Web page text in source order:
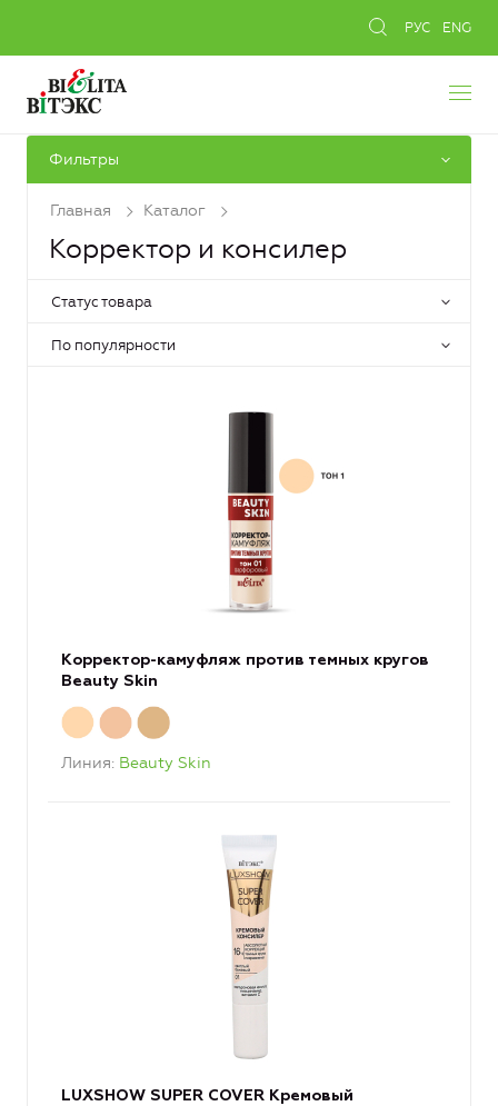
РУС ENG
Фильтры
Главная Каталог
Корректор и консилер
Статус товара
По популярности
Корректор-камуфляж против темных кругов
Beauty Skin
Линия Beauty Skin
LUXSHOW SUPER COVER Кремовый